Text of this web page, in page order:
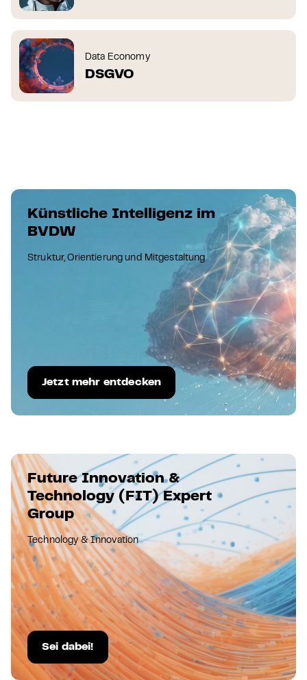
Data Economy
DSGVO
Künstliche Intelligenz im
BVDW
Struktur, Orientierung und Mitgestaltung
Jetzt mehr entdecken
Future Innovation &
Technology (FIT) Expert
Group
Technology & Innovation
Sei dabei!